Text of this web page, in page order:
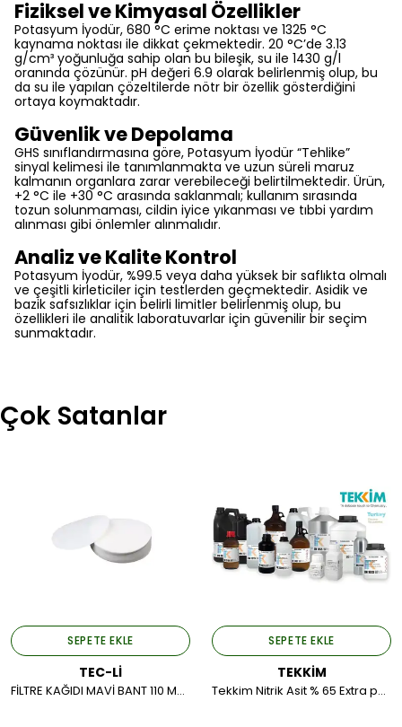
Fiziksel ve Kimyasal Özellikler
Potasyum İyodür, 680 °C erime noktası ve 1325 °C
kaynama noktası ile dikkat çekmektedir. 20 °C’de 3.13
g/cm³ yoğunluğa sahip olan bu bileşik, su ile 1430 g/l
oranında çözünür. pH değeri 6.9 olarak belirlenmiş olup, bu
da su ile yapılan çözeltilerde nötr bir özellik gösterdiğini
ortaya koymaktadır.
Güvenlik ve Depolama
GHS sınıflandırmasına göre, Potasyum İyodür “Tehlike”
sinyal kelimesi ile tanımlanmakta ve uzun süreli maruz
kalmanın organlara zarar verebileceği belirtilmektedir. Ürün,
+2 °C ile +30 °C arasında saklanmalı; kullanım sırasında
tozun solunmaması, cildin iyice yıkanması ve tıbbi yardım
alınması gibi önlemler alınmalıdır.
Analiz ve Kalite Kontrol
Potasyum İyodür, %99.5 veya daha yüksek bir saflıkta olmalı
ve çeşitli kirleticiler için testlerden geçmektedir. Asidik ve
bazik safsızlıklar için belirli limitler belirlenmiş olup, bu
özellikleri ile analitik laboratuvarlar için güvenilir bir seçim
sunmaktadır.
Çok Satanlar
SEPETE EKLE
TEC-Lİ
FİLTRE KAĞIDI MAVİ BANT 110 MM 1PK.*100AD.
SEPETE EKLE
TEKKİM
Tekkim Nitrik Asit % 65 Extra pure (Plastik Ambalaj) 2,5 LT.